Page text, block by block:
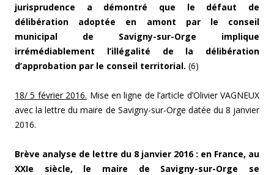
jurisprudence a démontré que le défaut de
délibération adoptée en amont par le conseil
municipal de Savigny-sur-Orge implique
irrémédiablement l’illégalité de la délibération
d’approbation par le conseil territorial. (6)
18/ 5 février 2016. Mise en ligne de l’article d’Olivier VAGNEUX
avec la lettre du maire de Savigny-sur-Orge datée du 8 janvier
2016.
Brève analyse de lettre du 8 janvier 2016 : en France, au
XXIe siècle, le maire de Savigny-sur-Orge se